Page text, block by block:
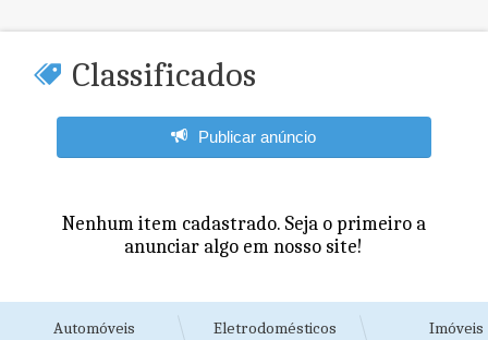
Classificados
Publicar anúncio
Nenhum item cadastrado. Seja o primeiro a
anunciar algo em nosso site!
Automóveis Eletrodomésticos Imóveis